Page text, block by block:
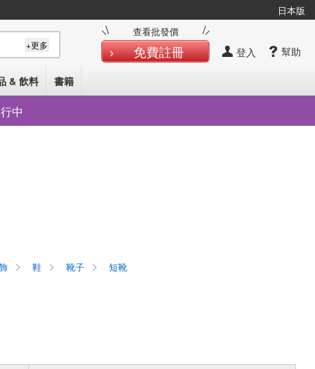
日本版
幫助
登入
查看批發價
免費註冊
+更多
& 飲料 書籍
中
鞋 靴子 短靴